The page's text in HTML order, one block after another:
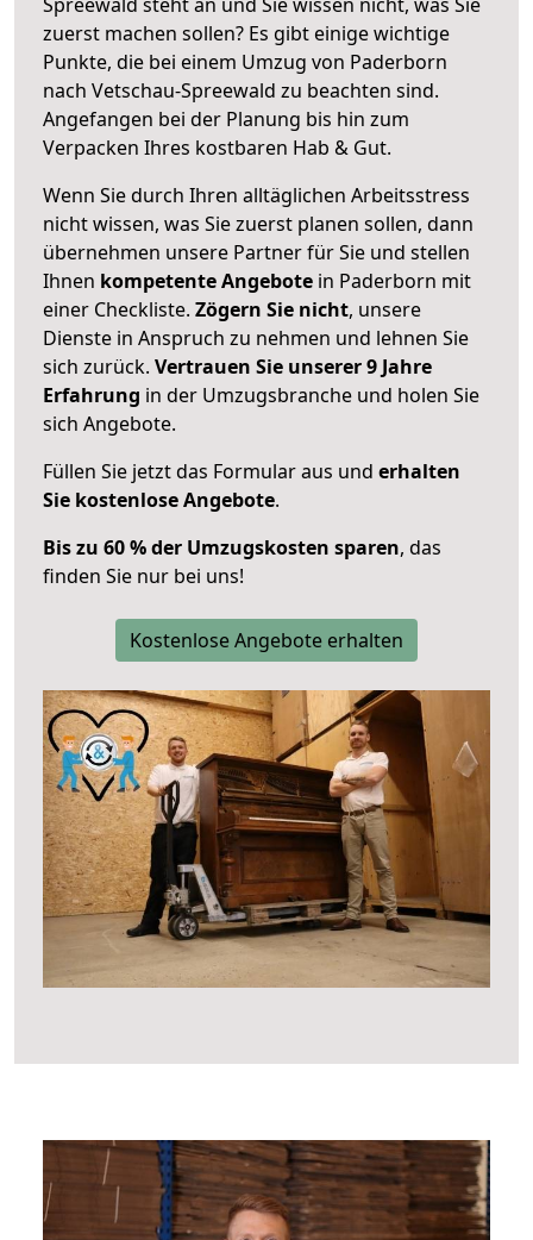
zuerst machen sollen? Es gibt einige wichtige
Punkte, die bei einem Umzug von Paderborn
nach Vetschau-Spreewald zu beachten sind.
Angefangen bei der Planung bis hin zum
Verpacken Ihres kostbaren Hab & Gut.
Wenn Sie durch Ihren alltäglichen Arbeitsstress
nicht wissen, was Sie zuerst planen sollen, dann
übernehmen unsere Partner für Sie und stellen
Ihnen kompetente Angebote in Paderborn mit
einer Checkliste. Zögern Sie nicht, unsere
Dienste in Anspruch zu nehmen und lehnen Sie
sich zurück. Vertrauen Sie unserer 9 Jahre
Erfahrung in der Umzugsbranche und holen Sie
sich Angebote.
Füllen Sie jetzt das Formular aus und erhalten
Sie kostenlose Angebote.
Bis zu 60 % der Umzugskosten sparen, das
finden Sie nur bei uns!
Kostenlose Angebote erhalten